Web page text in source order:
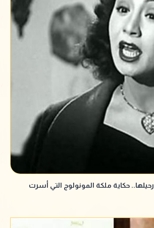
حكاية ملكة المونولوج التي أسرت